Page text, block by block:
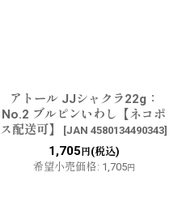
アトール JJシャクラ22g：
No.2 ブルピンいわし【ネコポ
ス配送可】
[JAN 4580134490343]
1,705 円(税込)
希望小売価格: 1,705円